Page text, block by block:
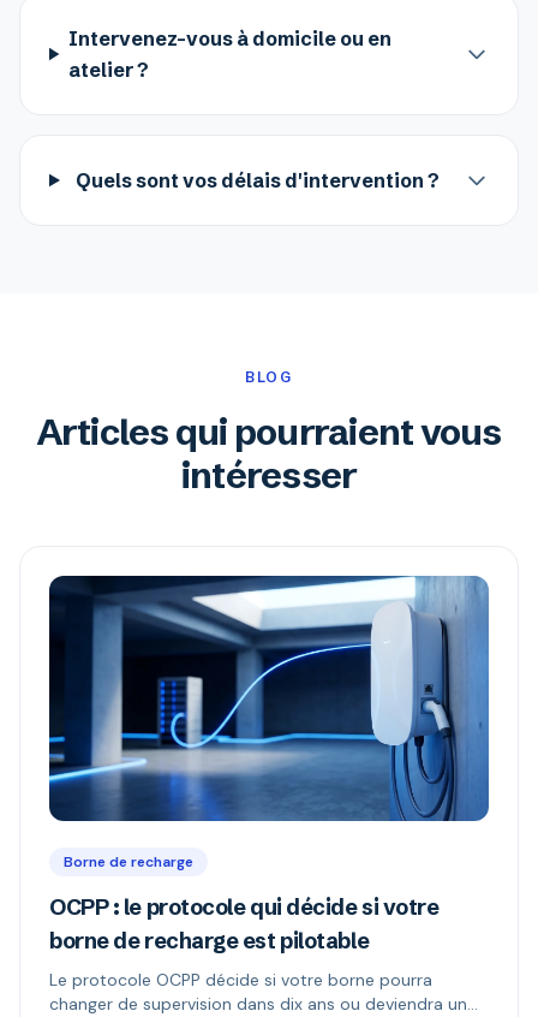
Intervenez-vous à domicile ou en
atelier ?
Quels sont vos délais d'intervention ?
BLOG
Articles qui pourraient vous
intéresser
Borne de recharge
OCPP : le protocole qui décide si votre
borne de recharge est pilotable
Le protocole OCPP décide si votre borne pourra
changer de supervision dans dix ans ou deviendra un